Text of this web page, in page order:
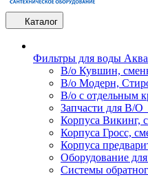
Каталог
Фильтры для воды
В/о Кувшин,
В/о Модерн,
В/о с отдельным
Запчасти для В/О
Корпуса Викинг,
Корпуса Гросс,
Корпуса
Оборудование
Системы